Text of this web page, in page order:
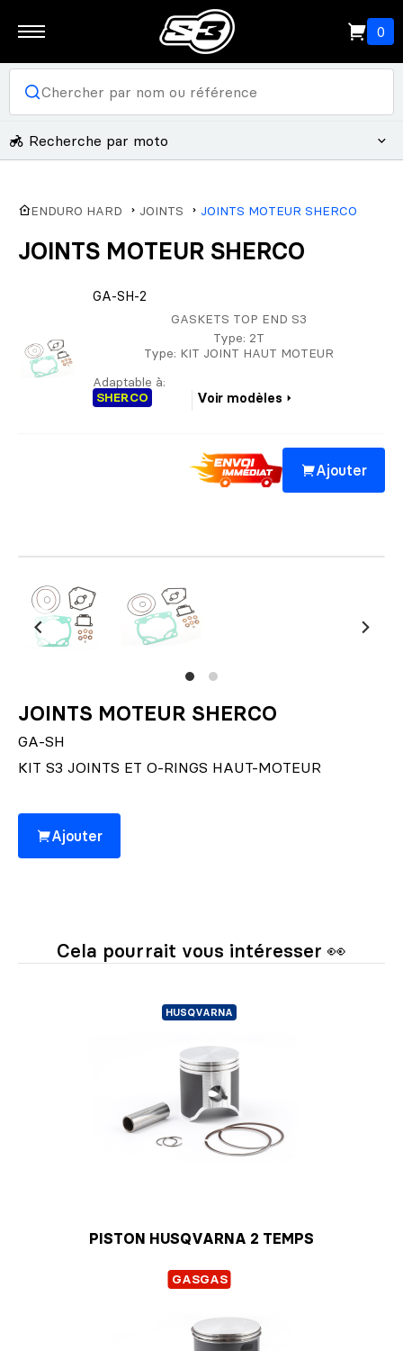
0
Recherche par moto
ENDURO HARD JOINTS JOINTS MOTEUR SHERCO
JOINTS MOTEUR SHERCO
GA-SH-2
GASKETS TOP END S3
Type: 2T
Type: KIT JOINT HAUT MOTEUR
Adaptable à:
SHERCO
Voir modèles
Ajouter
JOINTS MOTEUR SHERCO
GA-SH
KIT S3 JOINTS ET O-RINGS HAUT-MOTEUR
Ajouter
Cela pourrait vous intéresser 👀
HUSQVARNA
PISTON HUSQVARNA 2 TEMPS
GASGAS